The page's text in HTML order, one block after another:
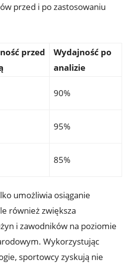
przed i po zastosowaniu
przed
Wydajność po
analizie
90%
95%
85%
umożliwia osiąganie
również zwiększa
i zawodników na poziomie
Wykorzystując
sportowcy zyskują nie